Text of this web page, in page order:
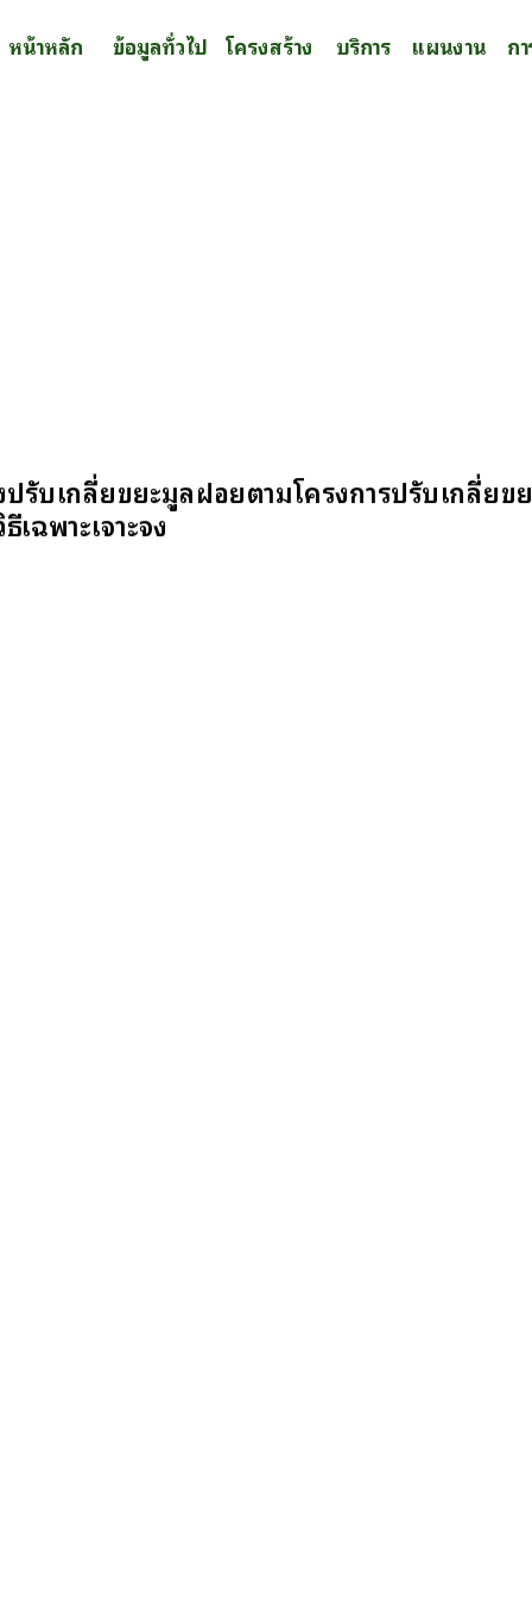
หน้าหลัก ข้อมูลทั่วไป โครงสร้าง บริการ แผนงาน ก
ปรับเกลี่ยขยะมูลฝอยตามโครงการปรับเกลี่ย
ฉพาะเจาะจง